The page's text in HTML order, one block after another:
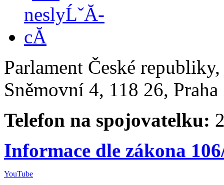
Parlament České
Sněmovní 4, 118 26,
Telefon na spojovatelku:
Informace dle zákona
YouTube